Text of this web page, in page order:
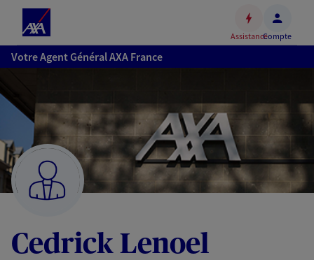
Accéder
au
Accéder
au
pied
de
page
AssistanceCompte
Votre Agent Général AXA France
Cedrick Lenoel